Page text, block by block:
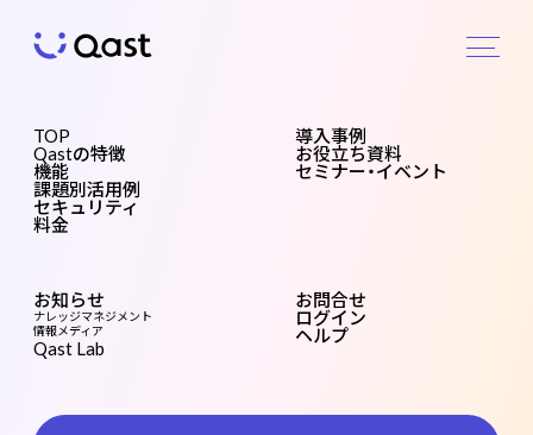
課題
セキ
TOP
Qastの特徴
機能
課題別活用例
セキュリティ
料金
導入事例
お役立ち資料
セミナー・イベント
お知らせ
ナレッジマネジメント
情報メディア
Qast Lab
お問合せ
ログイン
ヘルプ
導入事例
Case
利用規模
# 小規模